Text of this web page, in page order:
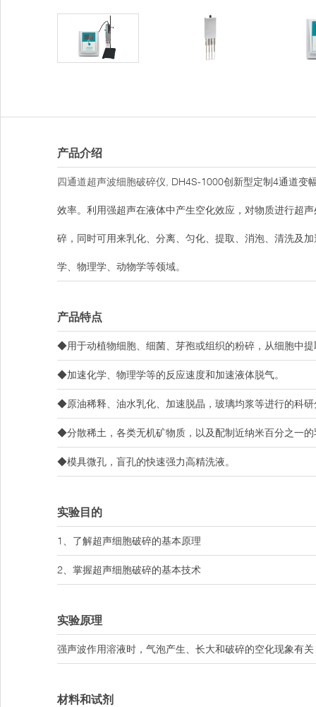
产品介绍
四通道超声波细胞破碎仪, DH4S-1000创新型定制4通道变
效率。利用强超声在液体中产生空化效应，对物质进行超
碎，同时可用来乳化、分离、匀化、提取、消泡、清洗及
学、物理学、动物学等领域。
产品特点
◆用于动植物细胞、细菌、芽孢或组织的粉碎，从细胞中
◆加速化学、物理学等的反应速度和加速液体脱气。
◆原油稀释、油水乳化、加速脱晶，玻璃均浆等进行的科
◆分散稀土，各类无机矿物质，以及配制近纳米百分之一
◆模具微孔，盲孔的快速强力高精洗液。
实验目的
1、了解超声细胞破碎的基本原理
2、掌握超声细胞破碎的基本技术
实验原理
强声波作用溶液时，气泡产生、长大和破碎的空化现象有
材料和试剂